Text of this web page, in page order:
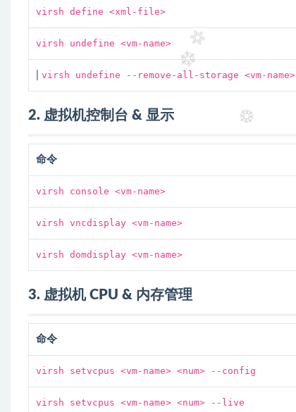
virsh define <xml-file>
virsh undefine <vm-name>
virsh undefine --remove-all-storage <vm-name>
2. 虚拟机控制台 & 显示
命令
virsh console <vm-name>
virsh vncdisplay <vm-name>
virsh domdisplay <vm-name>
3. 虚拟机 CPU & 内存管理
命令
virsh setvcpus <vm-name> <num> --config
virsh setvcpus <vm-name> <num> --live